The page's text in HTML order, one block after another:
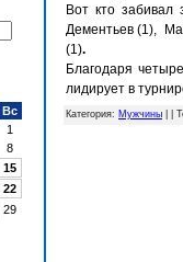
Вс
1
8
15
22
29
Вот кто
Дементьев (1),
(1).
Благодаря
лидирует в
Категория: Мужчины